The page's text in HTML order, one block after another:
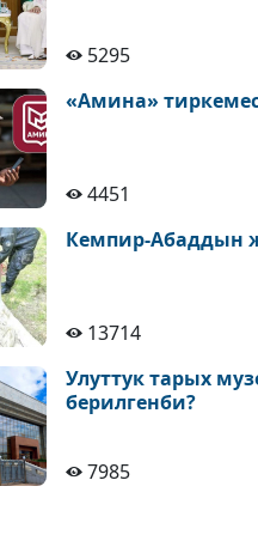
5295
«Амина»
4451
Кемпир-Абаддын
13714
Улуттук тарых
берилгенби?
7985